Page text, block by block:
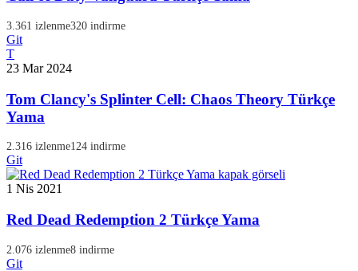
3.361 izlenme320 indirme
Git
T
23 Mar 2024
Tom Clancy's Splinter Cell: Chaos Theory Türkçe
Yama
2.316 izlenme124 indirme
Git
1 Nis 2021
Red Dead Redemption 2 Türkçe Yama
2.076 izlenme8 indirme
Git